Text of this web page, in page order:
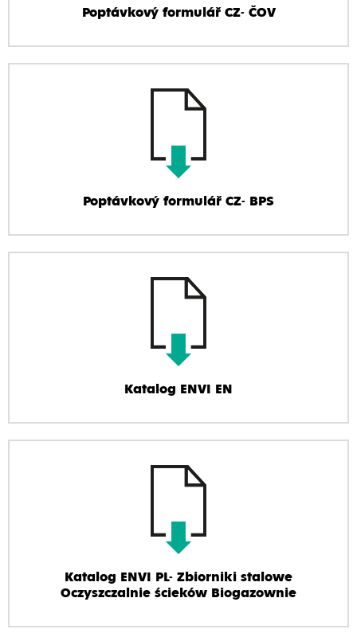
Poptávkový formulář CZ- ČOV
Poptávkový formulář CZ- BPS
Katalog ENVI EN
Katalog ENVI PL- Zbiorniki stalowe
Oczyszczalnie ścieków Biogazownie